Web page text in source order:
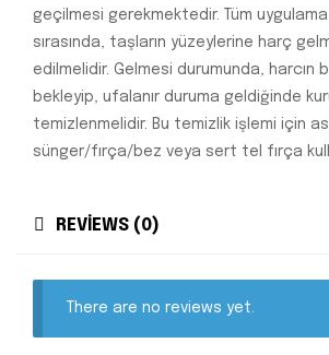
geçilmesi gerekmektedir. Tüm
sırasında, taşların yüzeylerine harç
edilmelidir. Gelmesi durumunda, harcın
bekleyip, ufalanır duruma geldiğinde
temizlenmelidir. Bu temizlik işlemi için
sünger/fırça/bez veya sert tel fırça
REVIEWS (0)
There are no reviews yet.